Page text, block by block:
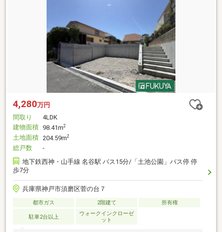
4,280万円
間取り
4LDK
建物面積 98.41m2
土地面積 204.59m2
総戸数
-
地下鉄西神・山手線 名谷駅 バス15分/「土池公園」バス停 停
歩7分
兵庫県神戸市須磨区菅の台７
都市ガス 2階建て 所有権
駐車2台以上
ウォークインクローゼ
ット